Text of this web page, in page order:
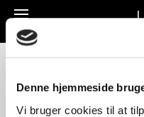
Denne hjemmeside
Vi bruger cookies til at
Toggle
navigation